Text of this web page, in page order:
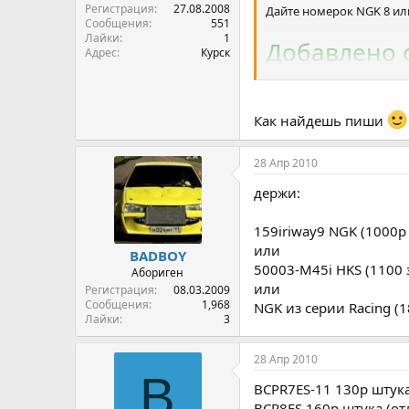
Регистрация
27.08.2008
Сообщения
551
Лайки
1
Адрес
Курск
Дайте номерок NGK 8
Добавлено
Как найдешь пиши
BADBOY
Абориген
Регистрация
08.03.2009
Сообщения
1,968
Лайки
3
28 Апр 2010
держи:
159iriway9 NGK (1000р
или
50003-M45i HKS (1100
или
NGK из серии Racing
B
28 Апр 2010
BCPR7ES-11 130р